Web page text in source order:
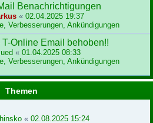
Benachrichtigungen
« 02.04.2025 19:37
Verbesserungen, Ankündigungen
Online Email behoben!!
« 01.04.2025 08:33
Verbesserungen, Ankündigungen
Themen
« 02.08.2025 15:24